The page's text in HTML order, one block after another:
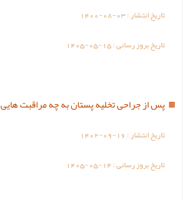
تاریخ انتشار :1400-08-03
تاریخ بروز رسانی :1405-05-15
پس از جراحی تخلیه پستان به چه مراقبت
تاریخ انتشار :1402-09-16
تاریخ بروز رسانی :1405-05-14